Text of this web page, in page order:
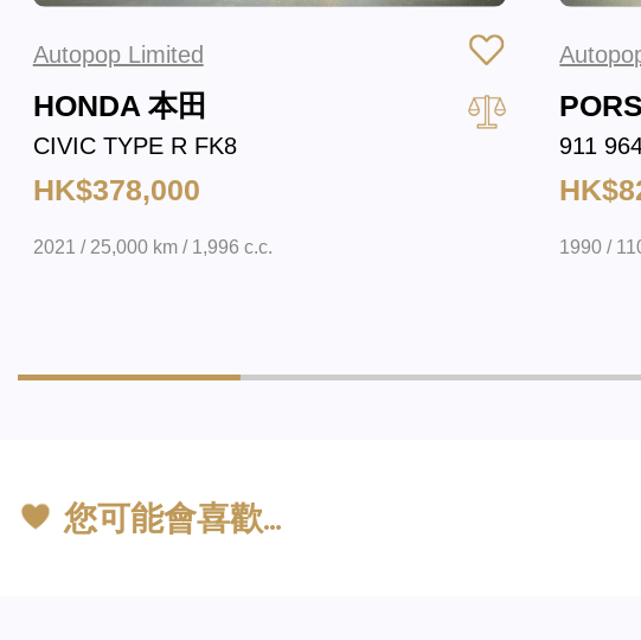
Autopop Limited
HONDA 本田
CIVIC TYPE R FK8
HK$378,000
2021 / 25,000 km / 1,996 c.c.
911
1990 /
您可能會喜歡…